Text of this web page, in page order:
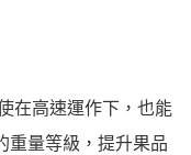
在高速運作下，也能
重量等級，提升果品